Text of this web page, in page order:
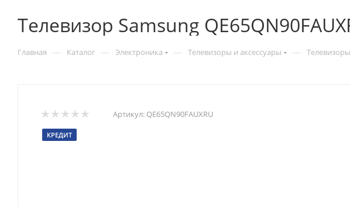
Телевизор Samsung
Главная — Каталог — Электроника — Телевизоры и аксессуары — Телевизоры
Артикул: QE65QN90FAUXRU
КРЕДИТ